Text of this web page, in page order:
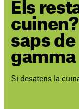
Els
saps
gamma
Si desatens la